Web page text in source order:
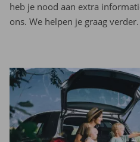
heb je nood aan extra
ons. We helpen je graag verder.